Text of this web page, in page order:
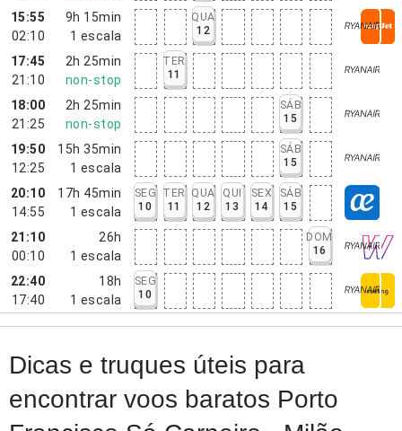
15:55
02:10
9h 15min
1 escala
QUA
12
17:45
21:10
2h 25min
non-stop
TER
11
18:00
21:25
2h 25min
non-stop
SÁB
15
19:50
12:25
15h 35min
1 escala
SÁB
15
20:10
14:55
17h 45min
1 escala
SEG
10
TER
11
QUA
12
QUI
13
SEX
14
SÁB
15
21:10
00:10
26h
1 escala
DOM
16
22:40
17:40
18h
1 escala
SEG
10
Dicas e truques úteis para
encontrar voos baratos Porto